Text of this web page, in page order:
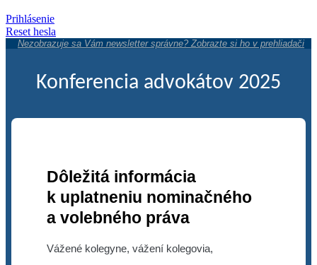
Prihlásenie
Reset hesla
Nezobrazuje sa Vám newsletter správne? Zobrazte si ho v prehliadači
Konferencia advokátov 2025
Dôležitá informácia
k uplatneniu nominačného
a volebného práva
Vážené kolegyne, vážení kolegovia,